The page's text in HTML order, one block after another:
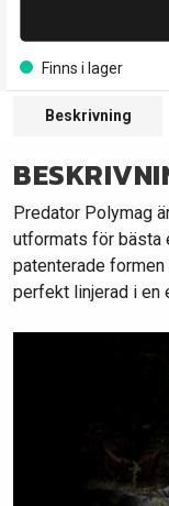
Finns i lager
Beskrivning
Predator Polymag
utformats för bästa
patenterade
perfekt linjerad i en